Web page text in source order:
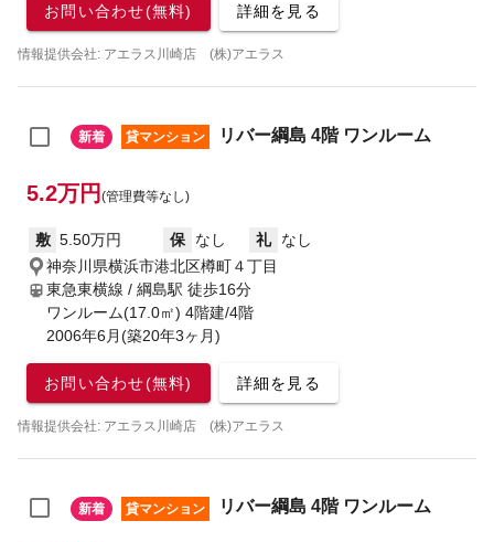
お問い合わせ(無料) 詳細を見る
情報提供会社: アエラス川崎店 (株)アエラス
新着 貸マンション リバー綱島 4階 ワンルーム
5.2万円 (管理費等なし)
敷 5.50万円 保 なし 礼
なし
神奈川県横浜市港北区樽町４丁目
東急東横線 / 綱島駅 徒歩16分
ワンルーム(17.0㎡) 4階建/4階
2006年6月(築20年3ヶ月)
お問い合わせ(無料) 詳細を見る
情報提供会社: アエラス川崎店 (株)アエラス
新着 貸マンション リバー綱島 4階 ワンルーム